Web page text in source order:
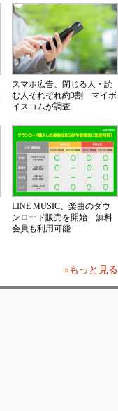
スマホ広告、閉じる人・読
む人それぞれ約3割 マイボ
イスコムが調査
LINE MUSIC、楽曲のダウ
ンロード販売を開始 無料
会員も利用可能
»もっと見る